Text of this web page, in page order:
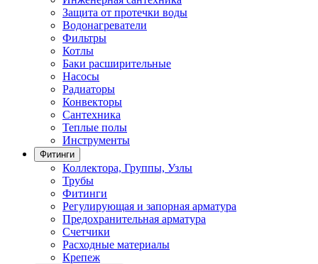
Защита от протечки воды
Водонагреватели
Фильтры
Котлы
Баки расширительные
Насосы
Радиаторы
Конвекторы
Сантехника
Теплые полы
Инструменты
Фитинги
Коллектора, Группы, Узлы
Трубы
Фитинги
Регулирующая и запорная арматура
Предохранительная арматура
Счетчики
Расходные материалы
Крепеж